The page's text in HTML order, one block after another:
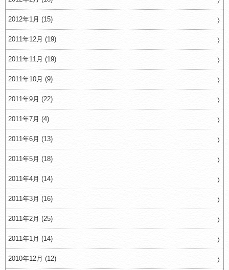
2012年1月 (15)
2011年12月 (19)
2011年11月 (19)
2011年10月 (9)
2011年9月 (22)
2011年7月 (4)
2011年6月 (13)
2011年5月 (18)
2011年4月 (14)
2011年3月 (16)
2011年2月 (25)
2011年1月 (14)
2010年12月 (12)